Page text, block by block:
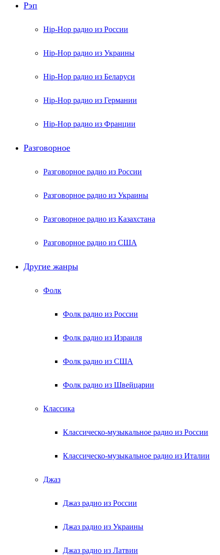
Рэп
Hip-Hop радио из России
Hip-Hop радио из Украины
Hip-Hop радио из Беларуси
Hip-Hop радио из Германии
Hip-Hop радио из Франции
Разговорное
Разговорное радио из России
Разговорное радио из Украины
Разговорное радио из Казахстана
Разговорное радио из США
Другие жанры
Фолк
Фолк радио из России
Фолк радио из Израиля
Фолк радио из США
Фолк радио из Швейцарии
Классика
Классическо-музыкальное радио из России
Классическо-музыкальное радио из Италии
Джаз
Джаз радио из России
Джаз радио из Украины
Джаз радио из Латвии